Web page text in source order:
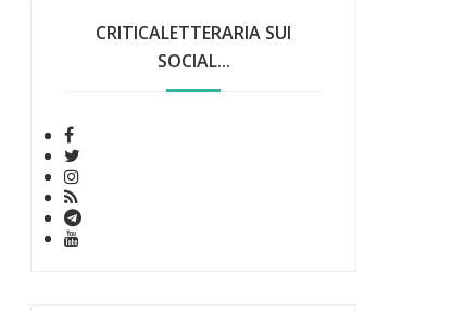
CRITICALETTERARIA SUI
SOCIAL...